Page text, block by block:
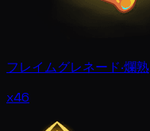
フレイムグレネード·爛熟
x46